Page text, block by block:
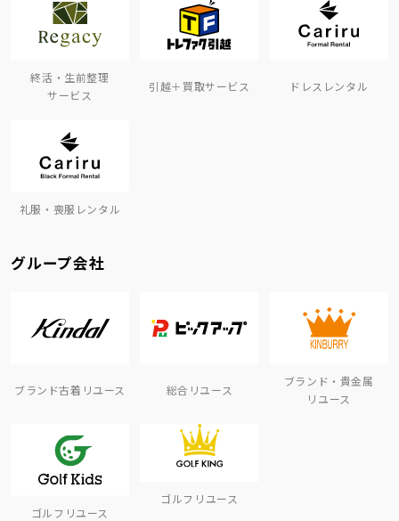
終活・生前整理
サービス
引越＋買取サービス ドレスレンタル
礼服・喪服レンタル
グループ会社
ブランド古着リユース 総合リユース
ブランド・貴金属
リユース
ゴルフリユース
ゴルフリユース